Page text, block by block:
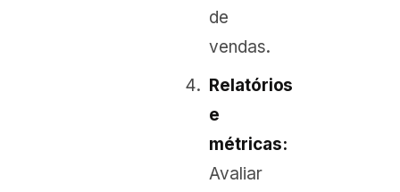
de
vendas.
Relatórios
e
métricas:
Avaliar